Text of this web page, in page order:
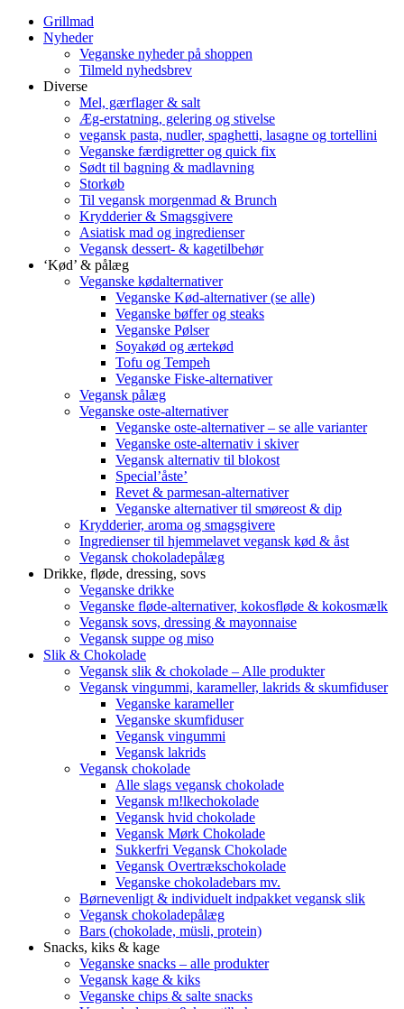
Grillmad
Nyheder
Veganske nyheder på shoppen
Tilmeld nyhedsbrev
Diverse
Mel, gærflager & salt
Æg-erstatning, gelering og stivelse
vegansk pasta, nudler, spaghetti, lasagne og tortellini
Veganske færdigretter og quick fix
Sødt til bagning & madlavning
Storkøb
Til vegansk morgenmad & Brunch
Krydderier & Smagsgivere
Asiatisk mad og ingredienser
Vegansk dessert- & kagetilbehør
‘Kød’ & pålæg
Veganske kødalternativer
Veganske Kød-alternativer (se alle)
Veganske bøffer og steaks
Veganske Pølser
Soyakød og ærtekød
Tofu og Tempeh
Veganske Fiske-alternativer
Vegansk pålæg
Veganske oste-alternativer
Veganske oste-alternativer – se alle varianter
Veganske oste-alternativ i skiver
Vegansk alternativ til blokost
Special’åste’
Revet & parmesan-alternativer
Veganske alternativer til smøreost & dip
Krydderier, aroma og smagsgivere
Ingredienser til hjemmelavet vegansk kød & åst
Vegansk chokoladepålæg
Drikke, fløde, dressing, sovs
Veganske drikke
Veganske fløde-alternativer, kokosfløde & kokosmælk
Vegansk sovs, dressing & mayonnaise
Vegansk suppe og miso
Slik & Chokolade
Vegansk slik & chokolade – Alle produkter
Vegansk vingummi, karameller, lakrids & skumfiduser
Veganske karameller
Veganske skumfiduser
Vegansk vingummi
Vegansk lakrids
Vegansk chokolade
Alle slags vegansk chokolade
Vegansk m!lkechokolade
Vegansk hvid chokolade
Vegansk Mørk Chokolade
Sukkerfri Vegansk Chokolade
Vegansk Overtrækschokolade
Veganske chokoladebars mv.
Børnevenligt & individuelt indpakket vegansk slik
Vegansk chokoladepålæg
Bars (chokolade, müsli, protein)
Snacks, kiks & kage
Veganske snacks – alle produkter
Vegansk kage & kiks
Veganske chips & salte snacks